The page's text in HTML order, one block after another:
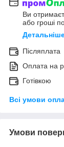
Ви
або гроші
Післяплата
Оплата на
Готівкою
Всі умови
Умови